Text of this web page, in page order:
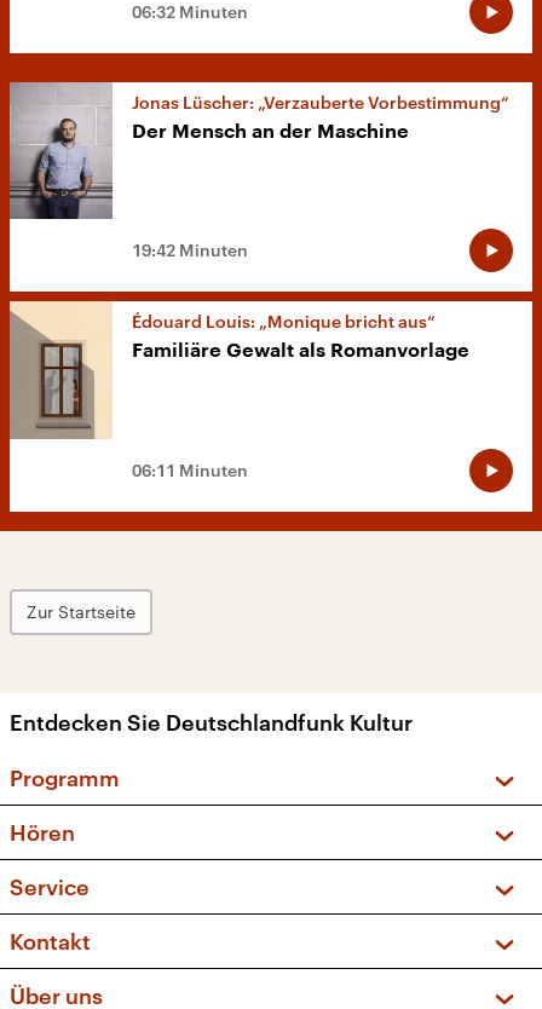
06:32 Minuten
Jonas Lüscher: „Verzauberte Vorbestimmung“
Der Mensch an der Maschine
19:42 Minuten
Édouard Louis: „Monique bricht aus“
Familiäre Gewalt als Romanvorlage
06:11 Minuten
Zur Startseite
Entdecken Sie Deutschlandfunk Kultur
Programm
Sendungen und Podcasts
Musikliste
Kakadu – Das Kinderprogramm
Hören
Frequenzen (UKW + DAB+)
Service
FAQ
Apps
Kontakt
Über uns